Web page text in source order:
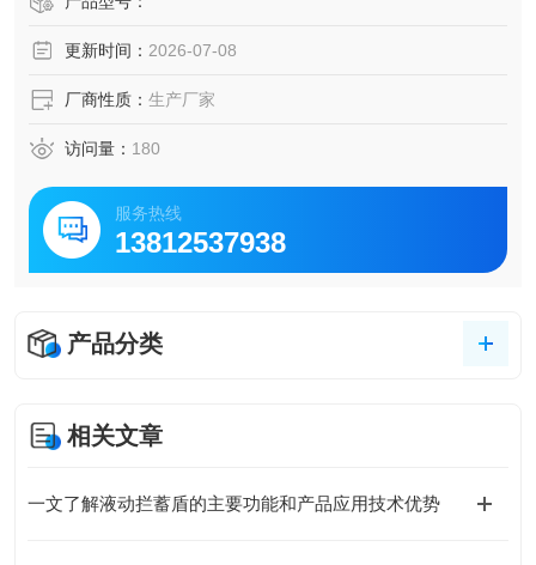
备。更新时间： 2026-07-08
厂商性质： 生产厂家
访问量： 180
服务热线
13812537938
产品分类
相关文章
一文了解液动拦蓄盾的主要功能和产品应用技术优势